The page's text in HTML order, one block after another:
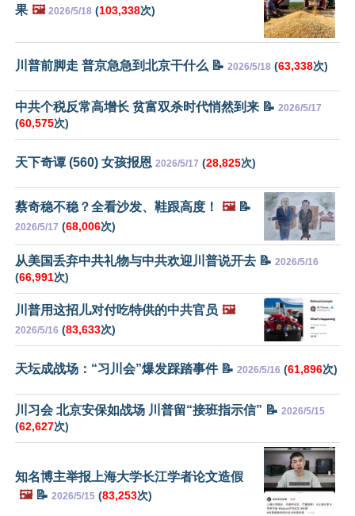
果 🖼️ 2026/5/18 (103,338次)
川普前脚走 普京急急到北京干什么 📝 2026/5/18 (63,338次)
中共个税反常高增长 贫富双杀时代悄然到来 📝 2026/5/17
(60,575次)
天下奇谭 (560) 女孩报恩 2026/5/17 (28,825次)
蔡奇稳不稳？全看沙发、鞋跟高度！ 🖼️📝
2026/5/17 (68,006次)
从美国丢弃中共礼物与中共欢迎川普说开去 📝 2026/5/16
(66,991次)
川普用这招儿对付吃特供的中共官员 🖼️
2026/5/16 (83,633次)
天坛成战场：“习川会”爆发踩踏事件 📝 2026/5/16 (61,896次)
川习会 北京安保如战场 川普留“接班指示信” 📝 2026/5/15
(62,627次)
知名博主举报上海大学长江学者论文造假
🖼️📝 2026/5/15 (83,253次)